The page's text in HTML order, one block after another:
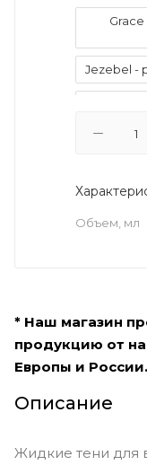
Jezebel -
La
Pigalle -
Vivid
Объем, мл
* Наш магазин
продукцию от
Европы и России.
Описание
Жидкие тени для